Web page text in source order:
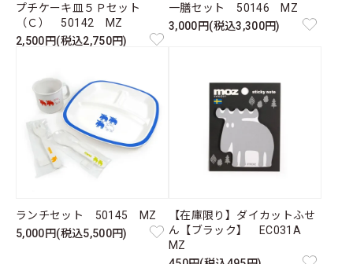
プチケーキ皿５Ｐセット
（Ｃ） 50142 MZ
2,500円(税込2,750円)
一膳セット 50146 MZ
3,000円(税込3,300円)
ランチセット 50145 MZ
5,000円(税込5,500円)
【在庫限り】ダイカットふせ
ん【ブラック】 EC031A
MZ